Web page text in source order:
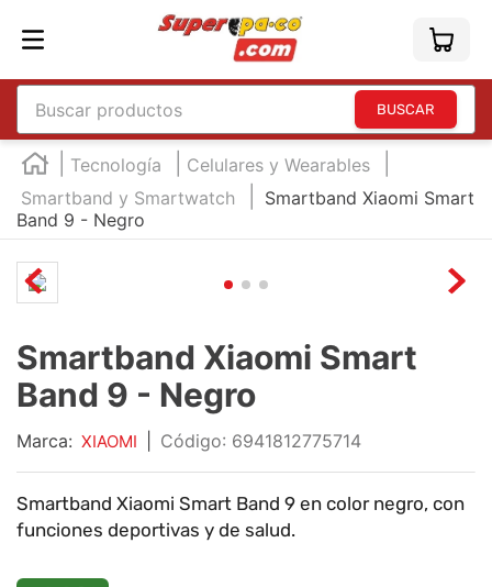
Buscar productos
Tecnología
Celulares y Wearables
Smartband y Smartwatch
Smartband Xiaomi Smart
Band 9 - Negro
Smartband Xiaomi Smart
Band 9 - Negro
Marca: XIAOMI :6941812775714
Smartband Xiaomi Smart Band 9 en color negro, con
funciones deportivas y de salud.
TÉRMINOS MÁS BUSCADOS
1 .
england
2.
marcador e300
3.
4.
mouse
marcadores
9.
impresora
10. cuadernos